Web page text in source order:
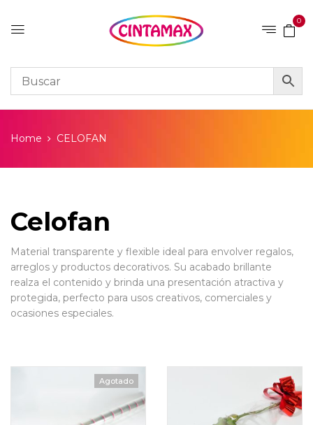
0
Home CELOFAN
Celofan
Material transparente y flexible ideal para envolver regalos,
arreglos y productos decorativos. Su acabado brillante
realza el contenido y brinda una presentación atractiva y
protegida, perfecto para usos creativos, comerciales y
ocasiones especiales.
Agotado